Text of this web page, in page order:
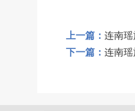
上一篇： 连南
下一篇： 连南瑶